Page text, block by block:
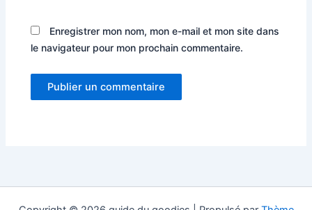
Enregistrer mon nom, mon e-mail et mon site dans
le navigateur pour mon prochain commentaire.